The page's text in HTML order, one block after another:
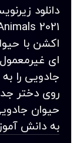
ای
جادویی را
روی دختر
حیوان
به دانش